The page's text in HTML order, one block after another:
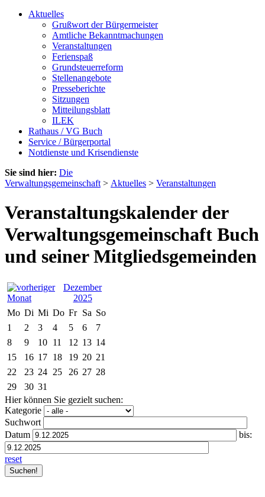
Aktuelles
Grußwort der Bürgermeister
Amtliche Bekanntmachungen
Veranstaltungen
Ferienspaß
Grundsteuerreform
Stellenangebote
Presseberichte
Sitzungen
Mitteilungsblatt
ILEK
Rathaus / VG Buch
Service / Bürgerportal
Notdienste und Krisendienste
Sie sind hier: Die
Verwaltungsgemeinschaft > Aktuelles > Veranstaltungen
Veranstaltungskalender der
Verwaltungsgemeinschaft Buch
und seiner Mitgliedsgemeinden
Dezember
2025
Mo Di Mi Do Fr Sa So
1
2 3 4 5 6
7
8
9 10 11 12 13 14
15
16 17 18 19 20 21
22
23 24 25 26 27 28
29
30 31
Hier können Sie gezielt suchen:
Kategorie
Suchwort
Datum
bis:
reset